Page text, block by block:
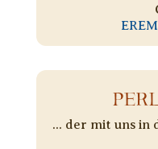
... der mit uns in